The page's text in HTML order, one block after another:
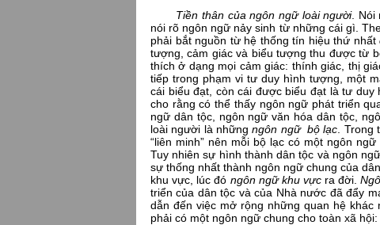
Tiền thân của ngôn ngữ loài người. Nói
nói rõ ngôn ngữ nảy sinh từ những cái gì.
phải bắt nguồn từ hệ thống tín hiệu thứ nhất
tượng, cảm giác và biểu tượng thu được từ
thích ở dạng mọi cảm giác: thính giác, thị
tiếp trong phạm vi tư duy hình tượng, một
cái biểu đạt, còn cái được biểu đạt là tư
cho rằng có thể thấy ngôn ngữ phát triển
ngữ dân tộc, ngôn ngữ văn hóa dân tộc,
loài người là nhữngngôn ngữ bộ lạc .
“liên minh” nên mỗi bộ lạc có một ngôn
Tuy nhiên sự hình thành dân tộc và ngôn
sự thống nhất thành ngôn ngữ chung của
khu vực, lúc đó ngôn ngữ khu vựcra đời.
triển của dân tộc và của Nhà nước đã đẩy
dẫn đến việc mở rộng những quan hệ
phải có một ngôn ngữ chung cho toàn xã